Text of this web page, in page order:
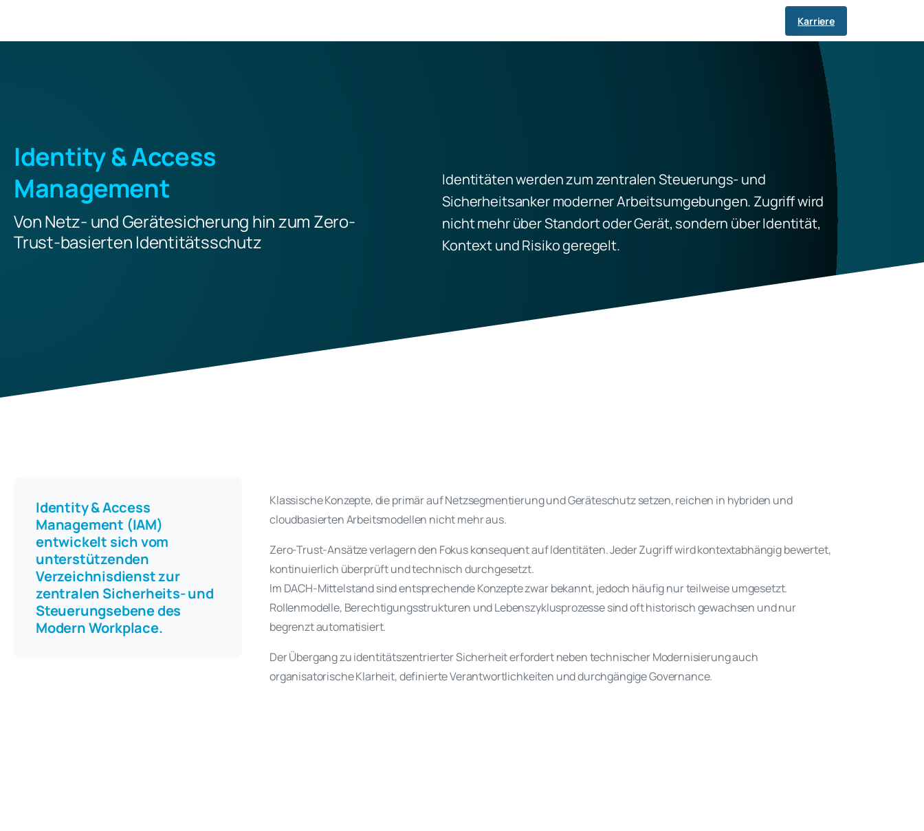
Karriere
Identity & Access
Management
Von Netz- und Gerätesicherung hin zum Zero-
Trust-basierten Identitätsschutz
Identitäten werden zum zentralen Steuerungs- und
Sicherheitsanker moderner Arbeitsumgebungen. Zugriff wird
nicht mehr über Standort oder Gerät, sondern über Identität,
Kontext und Risiko geregelt.
Identity & Access
Management (IAM)
entwickelt sich vom
unterstützenden
Verzeichnisdienst zur
zentralen Sicherheits- und
Steuerungsebene des
Modern Workplace.
Klassische Konzepte, die primär auf Netzsegmentierung und Geräteschutz setzen, reichen in hybriden und
cloudbasierten Arbeitsmodellen nicht mehr aus.
Zero-Trust-Ansätze verlagern den Fokus konsequent auf Identitäten. Jeder Zugriff wird kontextabhängig bewertet,
kontinuierlich überprüft und technisch durchgesetzt.
Im DACH-Mittelstand sind entsprechende Konzepte zwar bekannt, jedoch häufig nur teilweise umgesetzt.
Rollenmodelle, Berechtigungsstrukturen und Lebenszyklusprozesse sind oft historisch gewachsen und nur
begrenzt automatisiert.
Der Übergang zu identitätszentrierter Sicherheit erfordert neben technischer Modernisierung auch
organisatorische Klarheit, definierte Verantwortlichkeiten und durchgängige Governance.